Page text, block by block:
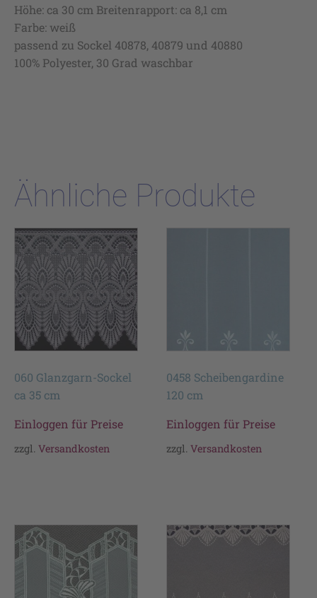
Höhe: ca 30 cm Breitenrapport: ca 8,1 cm
Farbe: weiß
passend zu Sockel 40878, 40879 und 40880
100% Polyester, 30 Grad waschbar
Ähnliche Produkte
060 Glanzgarn-Sockel
ca 35 cm
Einloggen für Preise
zzgl. Versandkosten
0458 Scheibengardine
120 cm
Einloggen für Preise
zzgl.Versandkosten